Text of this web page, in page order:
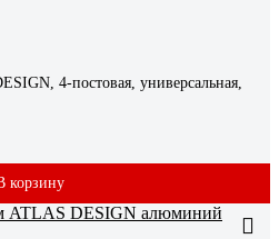
4-постовая, универсальная,
корзину